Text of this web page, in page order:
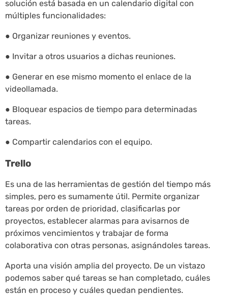
solución está basada en un calendario digital con
múltiples funcionalidades:
● Organizar reuniones y eventos.
● Invitar a otros usuarios a dichas reuniones.
● Generar en ese mismo momento el enlace de la
videollamada.
● Bloquear espacios de tiempo para determinadas
tareas.
● Compartir calendarios con el equipo.
Trello
Es una de las herramientas de gestión del tiempo más
simples, pero es sumamente útil. Permite organizar
tareas por orden de prioridad, clasificarlas por
proyectos, establecer alarmas para avisarnos de
próximos vencimientos y trabajar de forma
colaborativa con otras personas, asignándoles tareas.
Aporta una visión amplia del proyecto. De un vistazo
podemos saber qué tareas se han completado, cuáles
están en proceso y cuáles quedan pendientes.